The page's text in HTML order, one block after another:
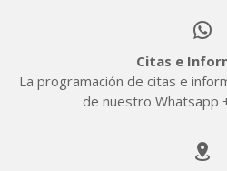


Citas e
La programación de citas e
de nuestro Whatsapp

